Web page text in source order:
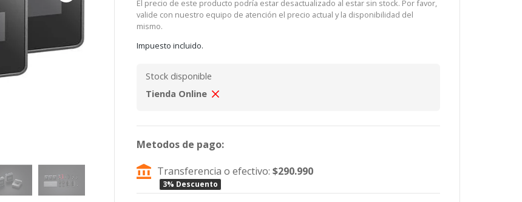
El precio de este producto podría estar desactualizado al estar sin stock. Por favor,
valide con nuestro equipo de atención el precio actual y la disponibilidad del
mismo.
Impuesto incluido.
Stock disponible
Tienda Online
Metodos de pago:
Transferencia o efectivo:$290.990
3% Descuento